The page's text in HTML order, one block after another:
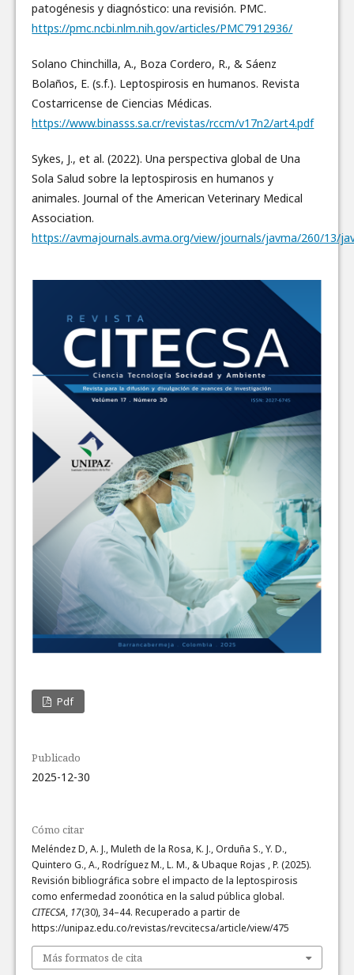
patogénesis y diagnóstico: una revisión. PMC.
https://pmc.ncbi.nlm.nih.gov/articles/PMC7912936/
Solano Chinchilla, A., Boza Cordero, R., & Sáenz
Bolaños, E. (s.f.). Leptospirosis en humanos. Revista
Costarricense de Ciencias Médicas.
https://www.binasss.sa.cr/revistas/rccm/v17n2/art4.pdf
Sykes, J., et al. (2022). Una perspectiva global de Una
Sola Salud sobre la leptospirosis en humanos y
animales. Journal of the American Veterinary Medical
Association.
https://avmajournals.avma.org/view/journals/javma/260/13/
Pdf
Publicado
2025-12-30
Cómo citar
Meléndez D, A. J., Muleth de la Rosa, K. J., Orduña S., Y. D.,
Quintero G., A., Rodríguez M., L. M., & Ubaque Rojas , P. (2025).
Revisión bibliográfica sobre el impacto de la leptospirosis
como enfermedad zoonótica en la salud pública global.
CITECSA, 17(30), 34–44. Recuperado a partir de
https://unipaz.edu.co/revistas/revcitecsa/article/view/475
Más formatos de cita